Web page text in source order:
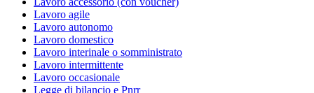
Lavoro agile
Lavoro autonomo
Lavoro domestico
Lavoro interinale o somministrato
Lavoro intermittente
Lavoro occasionale
Legge di bilancio e Pnrr